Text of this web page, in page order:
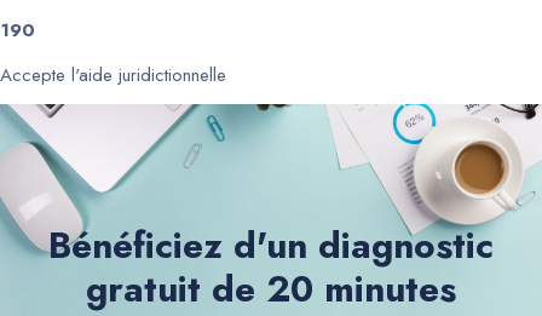
190
Accepte l'aide juridictionnelle
Bénéficiez d'un diagnostic
gratuit de 20 minutes